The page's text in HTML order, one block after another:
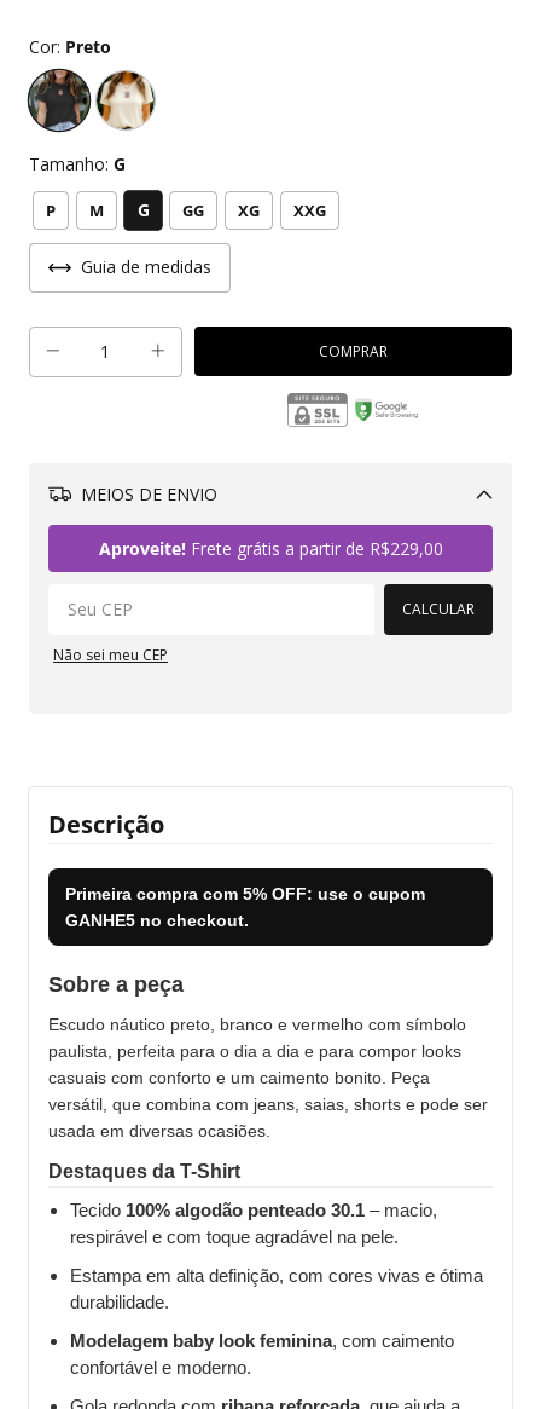
Cor: Preto
Tamanho: G
P M G GG XG XXG
Guia de medidas
MEIOS DE ENVIO
Aproveite!Frete grátis a partir de R$229,00
CALCULAR
Não sei meu CEP
Descrição
Primeira compra com 5% OFF: use o cupom
GANHE5 no checkout.
Sobre a peça
Escudo náutico preto, branco e vermelho com símbolo
paulista, perfeita para o dia a dia e para compor looks
casuais com conforto e um caimento bonito. Peça
versátil, que combina com jeans, saias, shorts e pode ser
usada em diversas ocasiões.
Destaques da T-Shirt
Tecido 100% algodão penteado 30.1 – macio,
respirável e com toque agradável na pele.
Estampa em alta definição, com cores vivas e ótima
durabilidade.
Modelagem baby look feminina, com caimento
confortável e moderno.